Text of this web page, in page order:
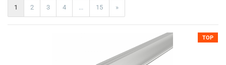
1 2 3 4 ... 15 »
TOP